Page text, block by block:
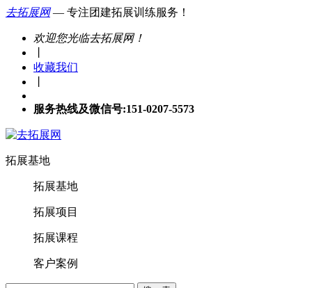
去拓展网— 专注团建拓展训练服务！
欢迎您光临去拓展网！
收藏我们
服务热线及微信号:151-0207-5573
拓展基地
拓展基地
拓展项目
拓展课程
客户案例